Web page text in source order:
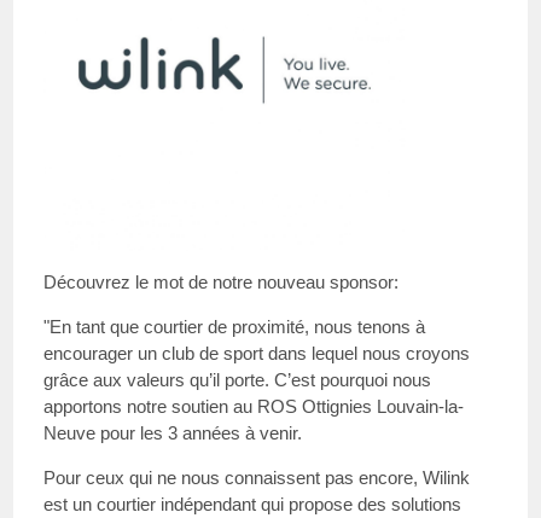
Découvrez le mot de notre nouveau sponsor:
"En tant que courtier de proximité, nous tenons à
encourager un club de sport dans lequel nous croyons
grâce aux valeurs qu’il porte. C’est pourquoi nous
apportons notre soutien au ROS Ottignies Louvain-la-
Neuve pour les 3 années à venir.
Pour ceux qui ne nous connaissent pas encore, Wilink
est un courtier indépendant qui propose des solutions